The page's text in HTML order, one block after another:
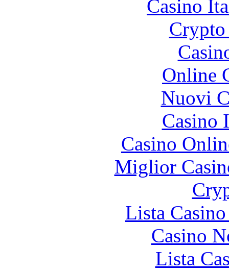
Casino
Online
Nuovi
Casino
Casino
Miglior
Lista
Casino
Lista